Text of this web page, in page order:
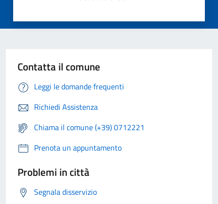
Contatta il comune
Leggi le domande frequenti
Richiedi Assistenza
Chiama il comune (+39) 0712221
Prenota un appuntamento
Problemi in città
Segnala disservizio